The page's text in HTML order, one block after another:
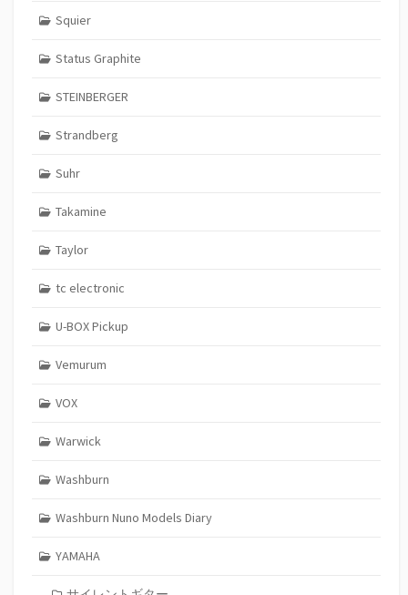
Squier
Status Graphite
STEINBERGER
Strandberg
Suhr
Takamine
Taylor
tc electronic
U-BOX Pickup
Vemurum
VOX
Warwick
Washburn
Washburn Nuno Models Diary
YAMAHA